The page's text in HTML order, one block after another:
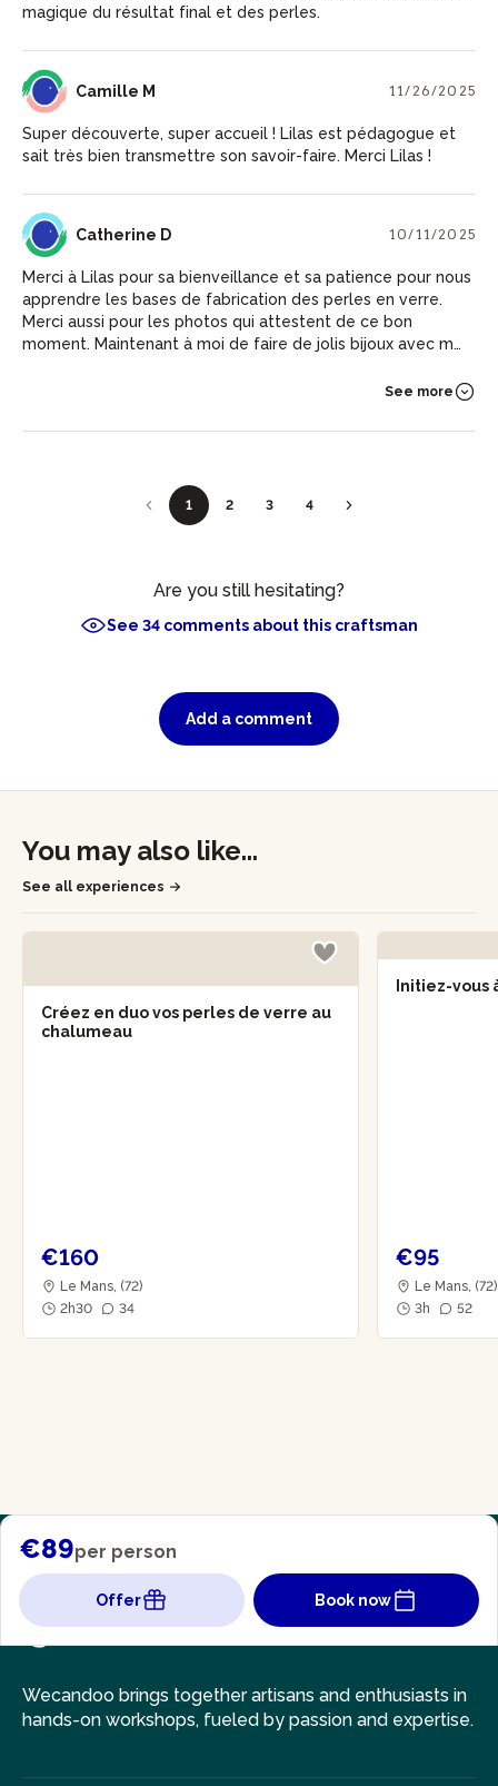
magique du résultat final et des perles.
CM Camille M 11/26/2025
Super découverte, super accueil ! Lilas est pédagogue et
sait très bien transmettre son savoir-faire. Merci Lilas !
CD Catherine D 10/11/2025
Merci à Lilas pour sa bienveillance et sa patience pour nous
apprendre les bases de fabrication des perles en verre.
Merci aussi pour les photos qui attestent de ce bon
moment. Maintenant à moi de faire de jolis bijoux avec mes
See more
1 2 3 4
Are you still hesitating?
See 34 comments about this craftsman
Add a comment
You may also like...
See all experiences
Créez en duo vos perles de verre au
chalumeau
€160
Le Mans, (72)
2h30
34
Initiez-vous
€95
Le Mans,
3h
52
€89per person
Offer Book now
Wecandoo brings together artisans and enthusiasts in
hands-on workshops, fueled by passion and expertise.